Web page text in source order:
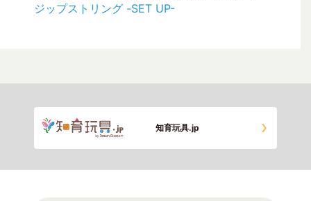
ジップストリング -SET UP-
知育玩具.jp